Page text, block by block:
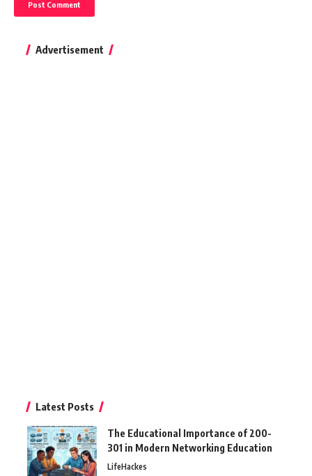
Advertisement
Latest Posts
The Educational Importance of 200-
301 in Modern Networking Education
LifeHackes